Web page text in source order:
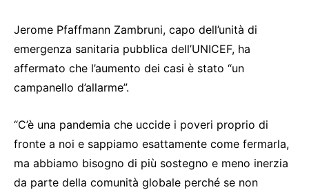
Jerome Pfaffmann Zambruni, capo dell’unità di
emergenza sanitaria pubblica dell’UNICEF, ha
affermato che l’aumento dei casi è stato “un
campanello d’allarme”.
“C’è una pandemia che uccide i poveri proprio di
fronte a noi e sappiamo esattamente come fermarla,
ma abbiamo bisogno di più sostegno e meno inerzia
da parte della comunità globale perché se non